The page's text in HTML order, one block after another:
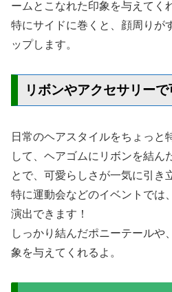
ームとこなれた印象を与えてく
特にサイドに巻くと、顔周りが
ップします。
リボンやアクセサリー
日常のヘアスタイルをちょっと
して、ヘアゴムにリボンを結ん
とで、可愛らしさが一気に引き
特に運動会などのイベントでは
演出できます！
しっかり結んだポニーテールや
象を与えてくれるよ。